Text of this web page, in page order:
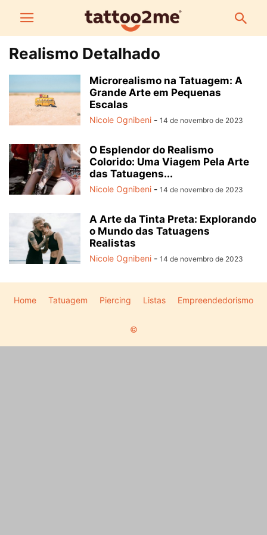
Realismo Detalhado
Microrealismo na Tatuagem: A
Grande Arte em Pequenas
Escalas
Nicole Ognibeni - 14 de novembro de 2023
O Esplendor do Realismo
Colorido: Uma Viagem Pela Arte
das Tatuagens...
Nicole Ognibeni - 14 de novembro de 2023
A Arte da Tinta Preta: Explorando
o Mundo das Tatuagens
Realistas
Nicole Ognibeni - 14 de novembro de 2023
Home Tatuagem Piercing Listas Empreendedorismo
©